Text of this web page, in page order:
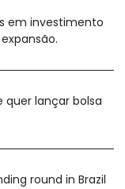
em investimento
quer lançar bolsa
round in Brazil